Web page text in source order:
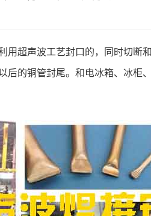
用超声波工艺封口的，同时切断
后的铜管封尾。和电冰箱、冰柜